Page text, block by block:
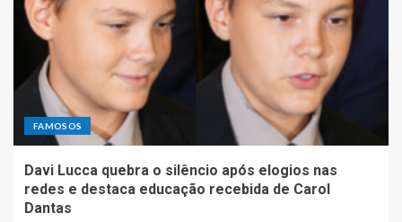
FAMOSOS
Davi Lucca quebra o silêncio após elogios nas
redes e destaca educação recebida de Carol
Dantas